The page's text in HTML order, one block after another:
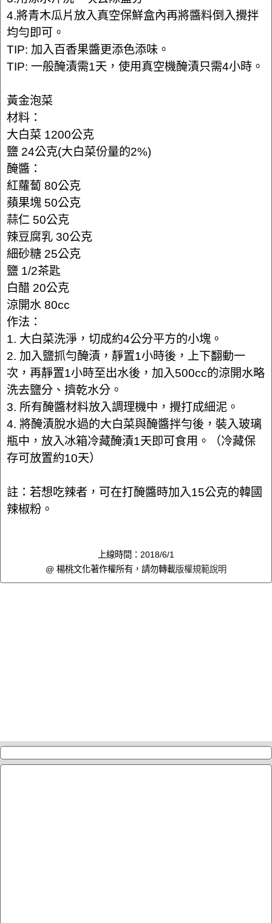
4.將青木瓜片放入真空保鮮盒內再將醬料倒入攪拌
均勻即可。
TIP: 加入百香果醬更添色添味。
TIP: 一般醃漬需1天，使用真空機醃漬只需4小時。
黃金泡菜
材料：
大白菜 1200公克
鹽 24公克(大白菜份量的2%)
醃醬：
紅蘿蔔 80公克
蘋果塊 50公克
蒜仁 50公克
辣豆腐乳 30公克
細砂糖 25公克
鹽 1/2茶匙
白醋 20公克
涼開水 80cc
作法：
1. 大白菜洗淨，切成約4公分平方的小塊。
2. 加入鹽抓勻醃漬，靜置1小時後，上下翻動一
次，再靜置1小時至出水後，加入500cc的涼開水略
洗去鹽分、擠乾水分。
3. 所有醃醬材料放入調理機中，攪打成細泥。
4. 將醃漬脫水過的大白菜與醃醬拌勻後，裝入玻璃
瓶中，放入冰箱冷藏醃漬1天即可食用。（冷藏保
存可放置約10天）
註：若想吃辣者，可在打醃醬時加入15公克的韓國
辣椒粉。
上線時間：2018/6/1
@ 楊桃文化著作權所有，請勿轉載版權規範說明